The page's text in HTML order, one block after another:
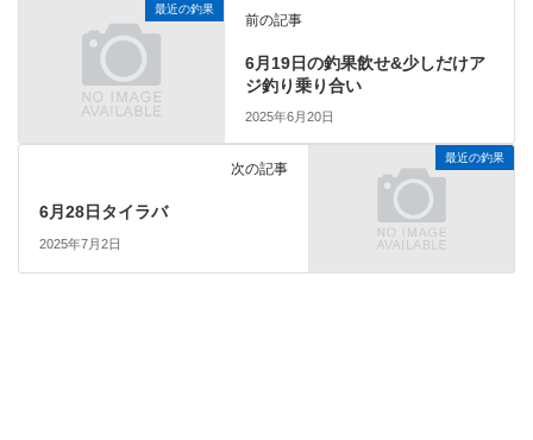
最近の釣果
前の記事
6月19日の釣果飲せ&少しだけア
ジ釣り乗り合い
2025年6月20日
最近の釣果
次の記事
6月28日タイラバ
2025年7月2日